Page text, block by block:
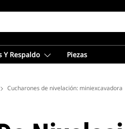
Y Respaldo Piezas
Cucharones de nivelación: miniexcavadora